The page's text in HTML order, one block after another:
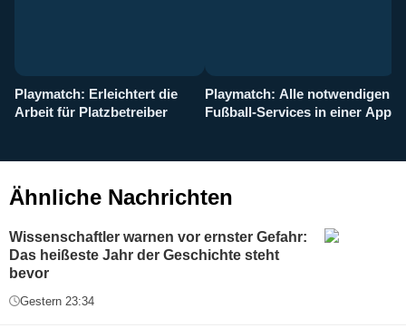
Playmatch: Erleichtert die
Arbeit für Platzbetreiber
Playmatch: Alle notwendigen
Fußball-Services in einer App
Ähnliche Nachrichten
Wissenschaftler warnen vor ernster Gefahr:
Das heißeste Jahr der Geschichte steht
bevor
Gestern 23:34